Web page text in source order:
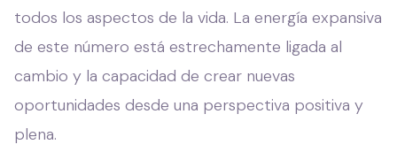
todos los aspectos de la vida. La energía expansiva
de este número está estrechamente ligada al
cambio y la capacidad de crear nuevas
oportunidades desde una perspectiva positiva y
plena.